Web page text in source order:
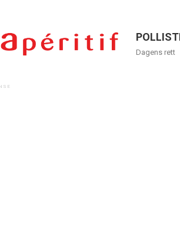
Menu
Dagens rett